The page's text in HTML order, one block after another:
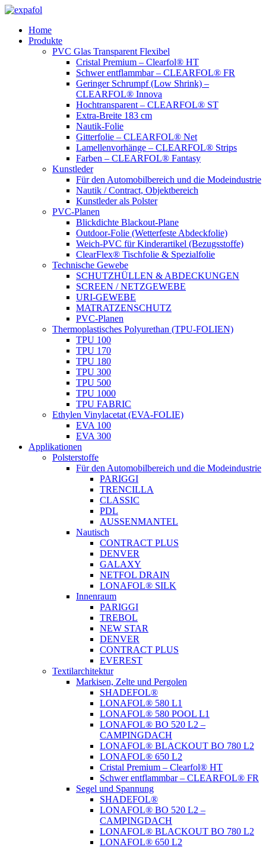
Zum
springenHome
Produkte
PVC Glas Transparent Flexibel
Cristal Premium – Clearfol® HT
Schwer entflammbar – CLEARFOL® FR
Geringer Schrumpf (Low Shrink) –
CLEARFOL® Innova
Hochtransparent – CLEARFOL® ST
Extra-Breite 183 cm
Nautik-Folie
Gitterfolie – CLEARFOL® Net
Lamellenvorhänge – CLEARFOL® Strips
Farben – CLEARFOL® Fantasy
Kunstleder
Für den Automobilbereich und die Modeindustrie
Nautik / Contract, Objektbereich
Kunstleder als Polster
PVC-Planen
Blickdichte Blackout-Plane
Outdoor-Folie (Wetterfeste Abdeckfolie)
Weich-PVC für Kinderartikel (Bezugsstoffe)
ClearFlex® Tischfolie & Spezialfolie
Technische Gewebe
SCHUTZHÜLLEN & ABDECKUNGEN
SCREEN / NETZGEWEBE
URI-GEWEBE
MATRATZENSCHUTZ
PVC-Planen
Thermoplastisches Polyurethan (TPU-FOLIEN)
TPU 100
TPU 170
TPU 180
TPU 300
TPU 500
TPU 1000
TPU FABRIC
Ethylen Vinylacetat (EVA-FOLIE)
EVA 100
EVA 300
Applikationen
Polsterstoffe
Für den Automobilbereich und die Modeindustrie
PARIGGI
TRENCILLA
CLASSIC
PDL
AUSSENMANTEL
Nautisch
CONTRACT PLUS
DENVER
GALAXY
NETFOL DRAIN
LONAFOL® SILK
Innenraum
PARIGGI
TREBOL
NEW STAR
DENVER
CONTRACT PLUS
EVEREST
Textilarchitektur
Markisen, Zelte und Pergolen
SHADEFOL®
LONAFOL® 580 L1
LONAFOL® 580 POOL L1
LONAFOL® BO 520 L2 –
CAMPINGDACH
LONAFOL® BLACKOUT BO 780 L2
LONAFOL® 650 L2
Cristal Premium – Clearfol® HT
Schwer entflammbar – CLEARFOL® FR
Segel und Spannung
SHADEFOL®
LONAFOL® BO 520 L2 –
CAMPINGDACH
LONAFOL® BLACKOUT BO 780 L2
LONAFOL® 650 L2